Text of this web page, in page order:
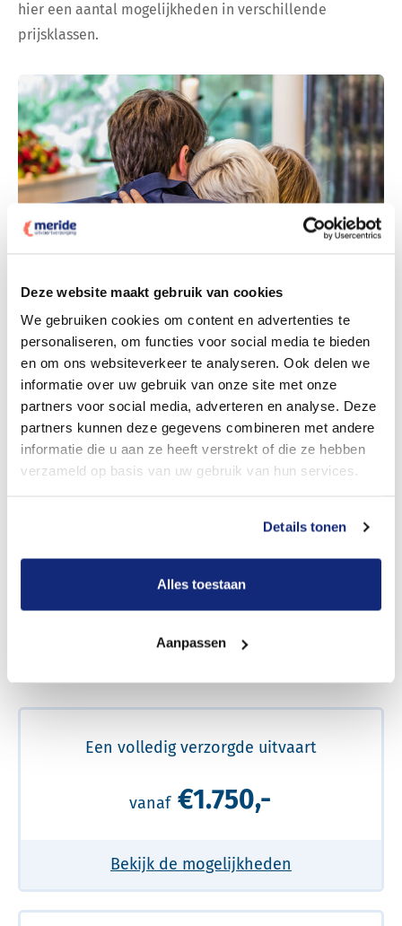
Deze website maakt gebruik van cookies
We gebruiken cookies om content en advertenties te
personaliseren, om functies voor social media te bieden
en om ons websiteverkeer te analyseren. Ook delen we
informatie over uw gebruik van onze site met onze
partners voor social media, adverteren en analyse. Deze
partners kunnen deze gegevens combineren met andere
informatie die u aan ze heeft verstrekt of die ze hebben
verzameld op basis van uw gebruik van hun services.
Details tonen
Alles toestaan
Aanpassen
hier een aantal mogelijkheden in verschillende
prijsklassen.
Bekijk tarieven voor crematie
Bekijk tarieven voor begrafenis
Een betere uitvaart ervaring voor een betere
Een volledig verzorgde uitvaart
vanaf €1.750,-
Bekijk de mogelijkheden